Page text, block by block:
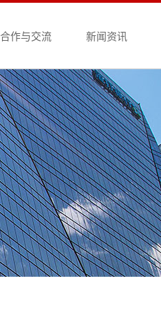
合作与交流 新闻资讯